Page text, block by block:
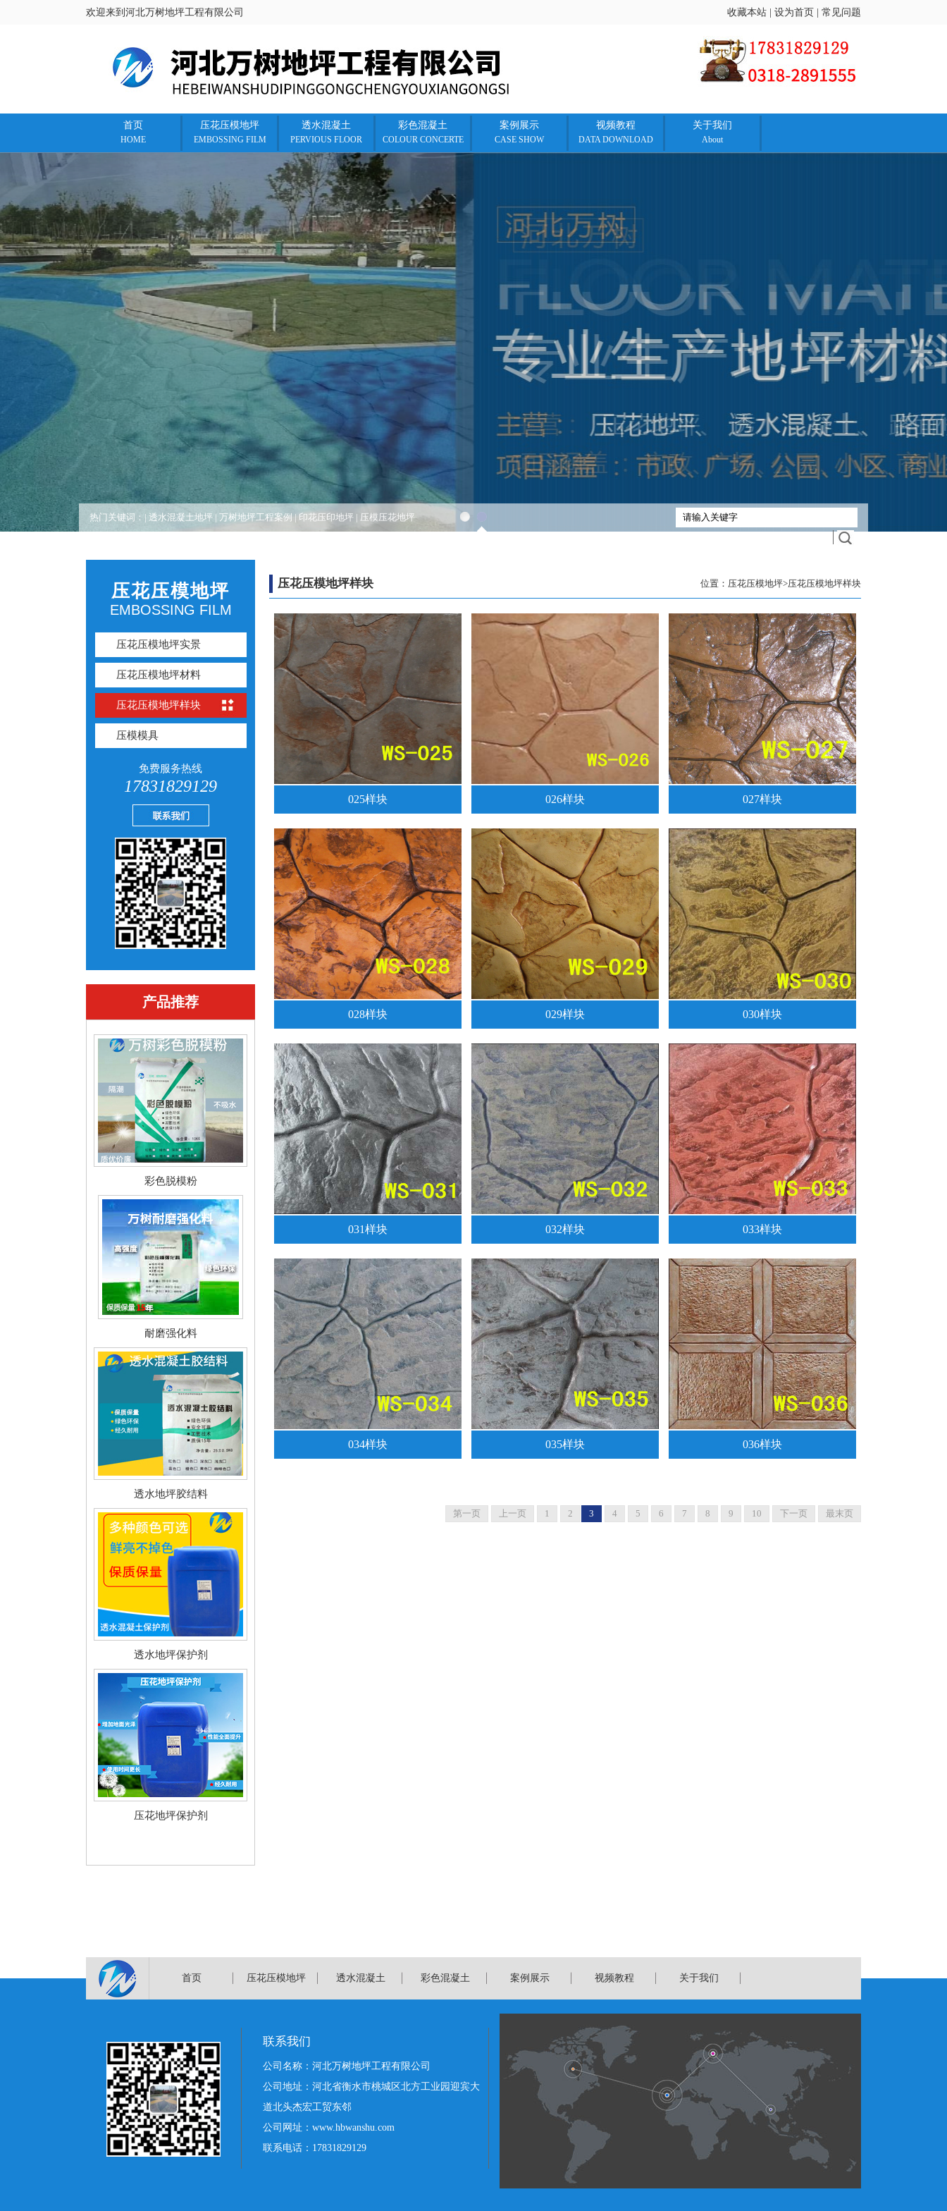
欢迎来到河北万树地坪工程有限公司 收藏本站 设为首页 常见问题
首页
HOME
压花压模地坪
EMBOSSING FILM
透水混凝土
PERVIOUS FLOOR
彩色混凝土
COLOUR CONCERTE
案例展示
CASE SHOW
视频教程
DATA DOWNLOAD
关于我们
About
热门关键词：| 透水混凝土地坪 | 万树地坪工程案例 | 印花压印地坪 | 压模压花地坪
压花压模地坪
EMBOSSING FILM
压花压模地坪实景
压花压模地坪材料
压花压模地坪样块
压模模具
免费服务热线
17831829129
产品推荐
彩色脱模粉
耐磨强化料
透水地坪胶结料
透水地坪保护剂
压花地坪保护剂
压花压模地坪样块 位置： 压花压模地坪>压花压模地坪样块
025样块 026样块 027样块
028样块 029样块 030样块
031样块 032样块 033样块
034样块 035样块 036样块
第一页 上一页 1 2 3 4 5 6 7 8 9 10 下一页 最末页
首页 压花压模地坪 透水混凝土 彩色混凝土 案例展示 视频教程 关于我们
联系我们
公司名称：河北万树地坪工程有限公司
公司地址：河北省衡水市桃城区北方工业园迎宾大
道北头杰宏工贸东邻
公司网址：www.hbwanshu.com
联系电话：17831829129